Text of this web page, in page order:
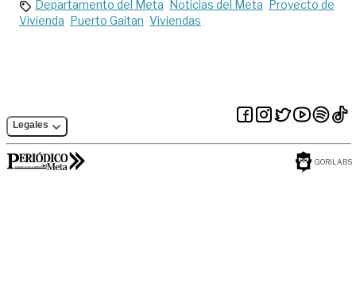
Departamento del Meta Noticias del Meta Proyecto de
Vivienda Puerto Gaitan Viviendas
Legales
GORILABS